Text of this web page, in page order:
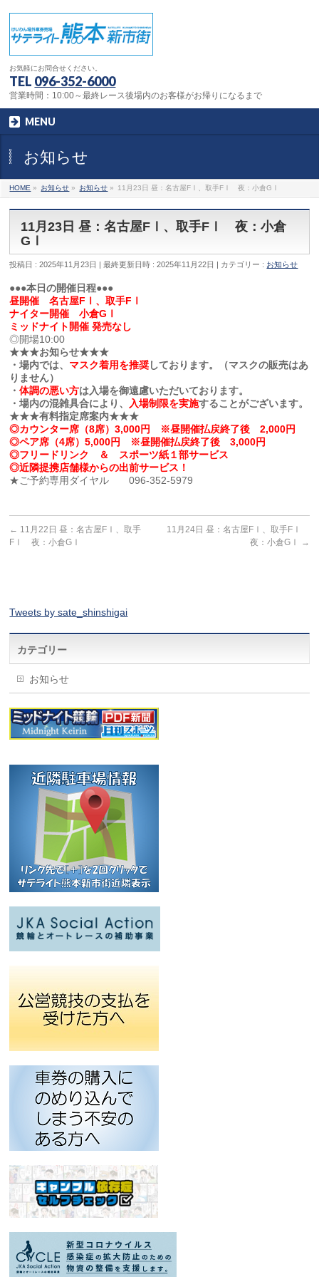
お気軽にお問合せください。
TEL 096-352-6000
営業時間：10:00～最終レース後場内のお客様がお帰りになるまで
MENU
お知らせ
HOME » お知らせ » お知らせ » 11月23日 昼：名古屋FⅠ、取手FⅠ 夜：小倉GⅠ
11月23日 昼：名古屋FⅠ、取手FⅠ 夜：小倉
GⅠ
投稿日 : 2025年11月23日 最終更新日時 : 2025年11月22日 カテゴリー : お知らせ
●●●本日の開催日程●●●
昼開催 名古屋FⅠ、取手FⅠ
ナイター開催 小倉GⅠ
ミッドナイト開催 発売なし
◎開場10:00
★★★お知らせ★★★
・場内では、 マスク着用を推奨しております。（マスクの販売はあ
りません）
・体調の悪い方は入場を御遠慮いただいております。
・場内の混雑具合により、
入場制限を実施することがございます。
★★★有料指定席案内★★★
◎カウンター席（8席）3,000円 ※昼開催払戻終了後 2,000円
◎ペア席（4席）5,000円 ※昼開催払戻終了後 3,000円
◎フリードリンク ＆ スポーツ紙１部サービス
◎近隣提携店舗様からの出前サービス！
★ご予約専用ダイヤル 096-352-5979
← 11月22日 昼：名古屋FⅠ、取手
FⅠ 夜：小倉GⅠ
11月24日 昼：名古屋FⅠ、取手FⅠ
夜：小倉GⅠ
→
Tweets by sate_shinshigai
カテゴリー
お知らせ